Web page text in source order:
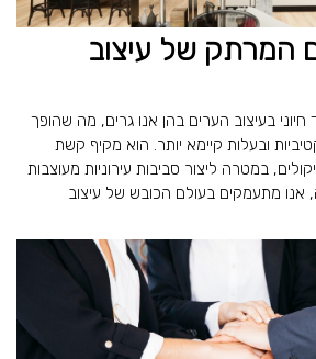
המרתק של עיצוב
חיוני בעיצוב הערים בהן אנו גרים, מה שהופך
ובעלות קיימא יותר. הוא מקיף קשת
במטרה ליצור סביבות עירוניות מעוצבות
אנו מתעמקים בעולם הכובש של עיצוב